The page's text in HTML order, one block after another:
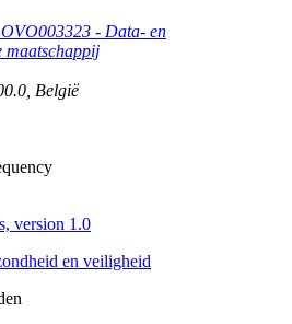
- Data- en
maatschappij
België
version 1.0
en veiligheid